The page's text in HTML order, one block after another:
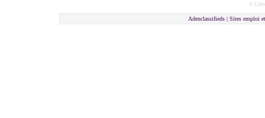
©
Adenclassifieds | Sites emploi